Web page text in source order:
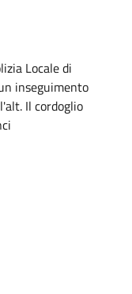
Locale di
inseguimento
Il cordoglio